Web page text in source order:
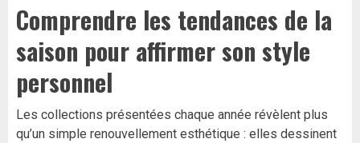
Comprendre les tendances de la
saison pour affirmer son style
personnel
Les collections présentées chaque année révèlent plus
qu’un simple renouvellement esthétique : elles dessinent